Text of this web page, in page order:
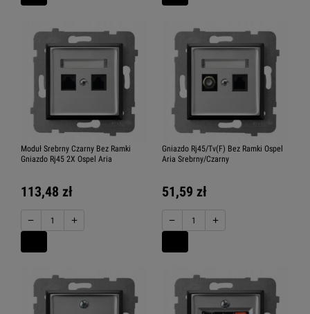
Moduł Srebrny Czarny Bez Ramki
Gniazdo Rj45 2X Ospel Aria
113,48 zł
− +
Gniazdo Rj45/Tv(F) Bez Ramki Ospel
Aria Srebrny/Czarny
51,59 zł
− +